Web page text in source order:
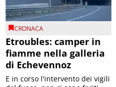
CRONACA
Etroubles: camper in
fiamme nella galleria
di Echevennoz
E in corso l'intervento dei vigili